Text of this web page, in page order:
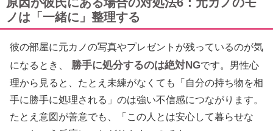
ノは「一緒に」整理する
彼の部屋に元カノの写真やプレゼントが残っているのが気
になるとき、
勝手に処分するのは絶対NGです。男性心
理から見ると、たとえ未練がなくても「自分の持ち物を相
手に勝手に処理される」のは強い不信感につながります。
たとえ意図が善意でも、「この人とは安心して暮らせな